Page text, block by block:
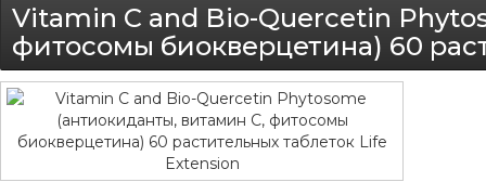
Vitamin C and Bio-Quercetin
фитосомы биокверцетина) 60